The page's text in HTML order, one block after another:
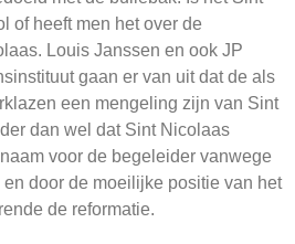
of heeft men het over de
Louis Janssen en ook JP
gaan er van uit dat de als
een mengeling zijn van Sint
dan wel dat Sint Nicolaas
voor de begeleider vanwege
door de moeilijke positie van het
de reformatie.